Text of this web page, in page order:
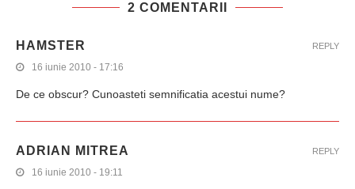
2 COMENTARII
HAMSTER
16 iunie 2010 - 17:16
De ce obscur? Cunoasteti semnificatia acestui nume?
REPLY
ADRIAN MITREA
16 iunie 2010 - 19:11
REPLY